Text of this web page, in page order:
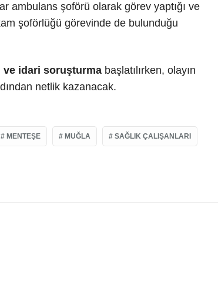
ambulans şoförü olarak görev yaptığı ve
şoförlüğü görevinde de bulunduğu
ve idari soruşturma başlatılırken, olayın
netlik kazanacak.
MENTEŞE MUĞLA SAĞLIK ÇALIŞANLARI